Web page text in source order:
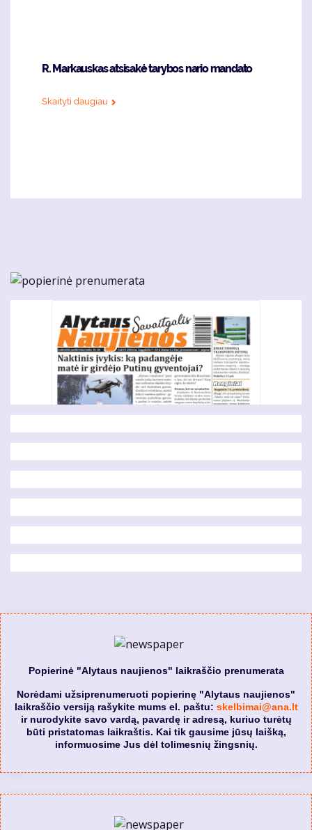
R. Markauskas atsisakė tarybos nario mandato
Skaityti daugiau
Popierinė "Alytaus naujienos" laikraščio prenumerata
Norėdami užsiprenumeruoti popierinę "Alytaus naujienos"
laikraščio versiją rašykite mums el. paštu: skelbimai@ana.lt
ir nurodykite savo vardą, pavardę ir adresą, kuriuo turėtų
būti pristatomas laikraštis. Kai tik gausime jūsų laišką,
informuosime Jus dėl tolimesnių žingsnių.